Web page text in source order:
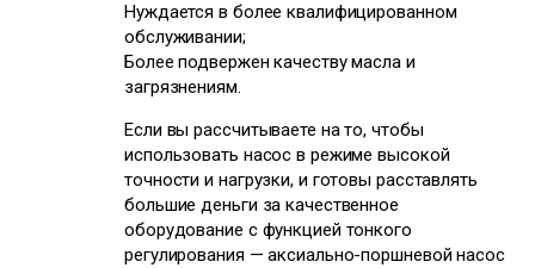
Нуждается в более квалифицированном
обслуживании;
Более подвержен качеству масла и
загрязнениям.
Если вы рассчитываете на то, чтобы
использовать насос в режиме высокой
точности и нагрузки, и готовы расставлять
большие деньги за качественное
оборудование с функцией тонкого
регулирования — аксиально-поршневой насос